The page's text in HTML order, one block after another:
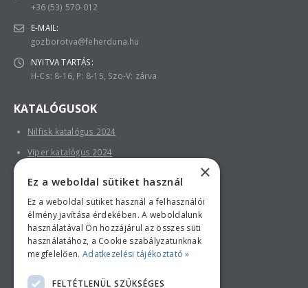
+36 (53) 570-012
E-MAIL:
gozborotva@feherduna.hu
NYITVA TARTÁS:
H-Cs: 8-16, P: 8-15, Szo-V: zárva
KATALÓGUSOK
Nilfisk katalógus 2024
Viper katalógus 2024
×
Ez a weboldal sütiket használ
Ez a weboldal sütiket használ a felhasználói
élmény javítása érdekében. A weboldalunk
használatával Ön hozzájárul az összes süti
használatához, a Cookie szabályzatunknak
megfelelően. Adatkezelési tájékoztató »
FELTÉTLENÜL SZÜKSÉGES